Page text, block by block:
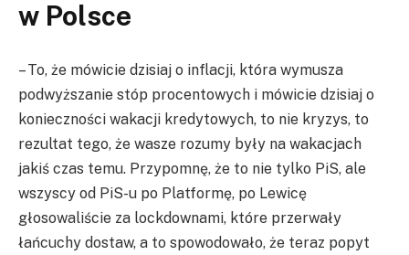
w Polsce
– To, że mówicie dzisiaj o inflacji, która wymusza
podwyższanie stóp procentowych i mówicie dzisiaj o
konieczności wakacji kredytowych, to nie kryzys, to
rezultat tego, że wasze rozumy były na wakacjach
jakiś czas temu. Przypomnę, że to nie tylko PiS, ale
wszyscy od PiS-u po Platformę, po Lewicę
głosowaliście za lockdownami, które przerwały
łańcuchy dostaw, a to spowodowało, że teraz popyt